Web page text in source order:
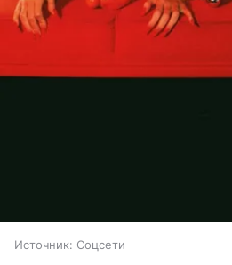
Источник: Соцсети